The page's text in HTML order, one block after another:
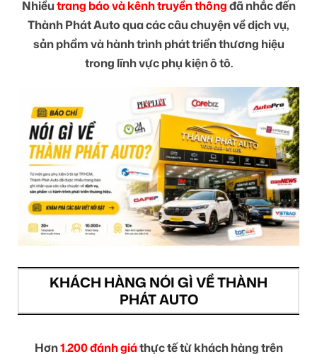
Nhiềutrang báo và kênh truyền thôngđã nhắc đến
Thành Phát Auto qua các câu chuyện về dịch vụ,
sản phẩm và hành trình phát triển thương hiệu
trong lĩnh vực phụ kiện ô tô.
KHÁCH HÀNG NÓI GÌ VỀ THÀNH
PHÁT AUTO
Hơn1.200 đánh giáthực tế từ khách hàng trên